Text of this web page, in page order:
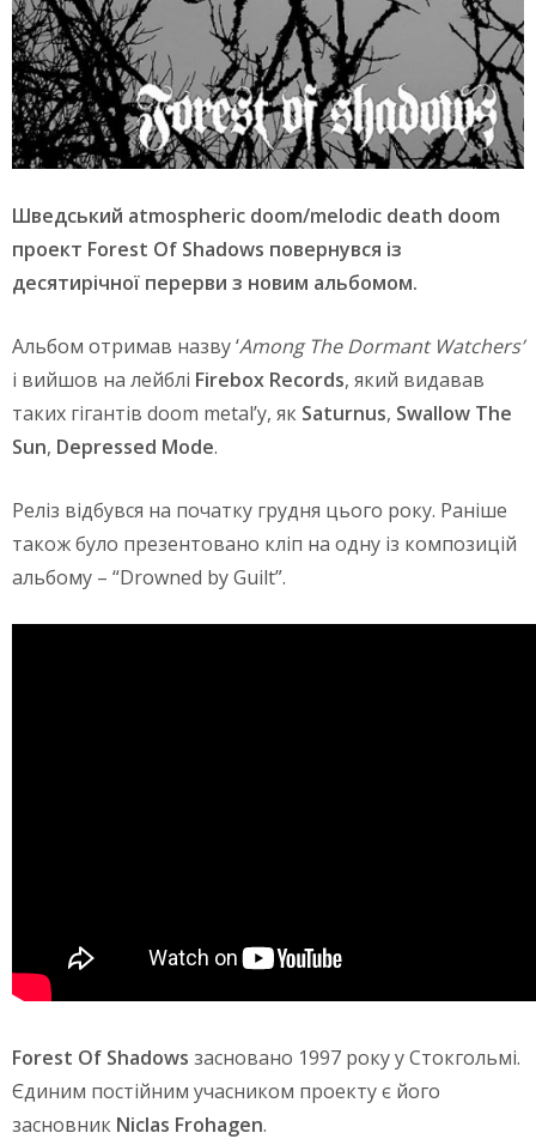
Шведський atmospheric doom/melodic death doom
проект Forest Of Shadows повернувся із
десятирічної перерви з новим альбомом.
Альбом отримав назву ‘Among The Dormant Watchers’
і вийшов на лейблі Firebox Records, який видавав
таких гігантів doom metal’у, як Saturnus, Swallow The
Sun, Depressed Mode.
Реліз відбувся на початку грудня цього року. Раніше
також було презентовано кліп на одну із композицій
альбому – “Drowned by Guilt”.
Forest Of Shadows засновано 1997 року у Стокгольмі.
Єдиним постійним учасником проекту є його
засновник Niclas Frohagen.